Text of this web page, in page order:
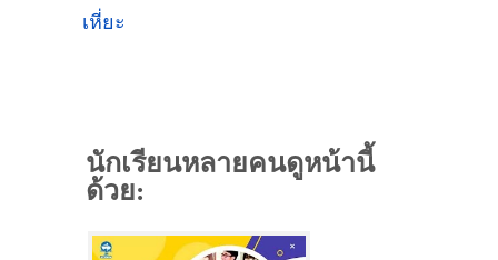
เหี่ยะ
นักเรียนหลายคนดูหน้านี้
ด้วย: